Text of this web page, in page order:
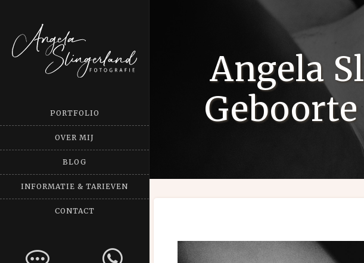
PORTFOLIO
OVER MIJ
BLOG
INFORMATIE & TARIEVEN
CONTACT
Angela